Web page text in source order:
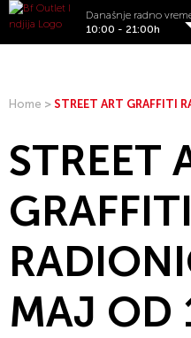
Današnje radno
10:00 - 21:00h
Home > STREET ART GRAFFITI
STREET
GRAFFITI
MAJ OD